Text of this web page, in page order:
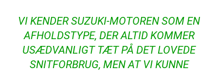
VI KENDER SUZUKI-MOTOREN SOM EN
AFHOLDSTYPE, DER ALTID KOMMER
USÆDVANLIGT TÆT PÅ DET LOVEDE
SNITFORBRUG, MEN AT VI KUNNE